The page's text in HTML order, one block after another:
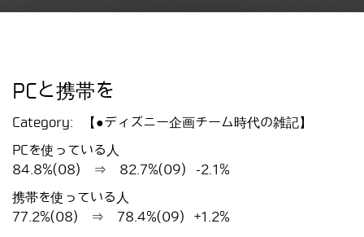
PCと携帯を
Category:
【●ディズニー企画チーム時代の雑記】
PCを使っている人
84.8%(08) ⇒ 82.7%(09) -2.1%
携帯を使っている人
77.2%(08) ⇒ 78.4%(09) +1.2%